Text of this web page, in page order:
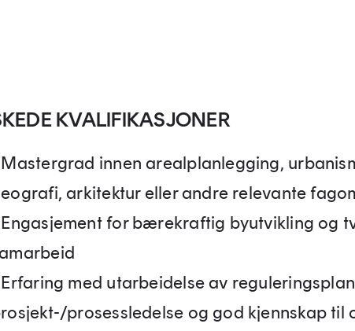
KVALIFIKASJONER
innen arealplanlegging,
arkitektur eller andre relevante
for bærekraftig byutvikling og
med utarbeidelse av
prosessledelse og god kjennskap til